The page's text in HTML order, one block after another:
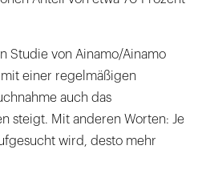
Studie von Ainamo/Ainamo
einer regelmäßigen
auch das
steigt. Mit anderen Worten: Je
wird, desto mehr